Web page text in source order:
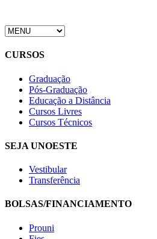
CURSOS
Graduação
Pós-Graduação
Educação a Distância
Cursos Livres
Cursos Técnicos
SEJA UNOESTE
Vestibular
Transferência
BOLSAS/FINANCIAMENTO
Prouni